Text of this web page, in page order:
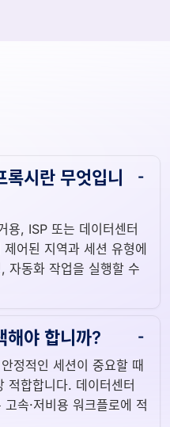
록시란 무엇입니
, ISP 또는 데이터센터
어된 지역과 세션 유형에
자동화 작업을 실행할 수
해야 합니까?
정적인 세션이 중요할 때
적합합니다. 데이터센터
속·저비용 워크플로에 적